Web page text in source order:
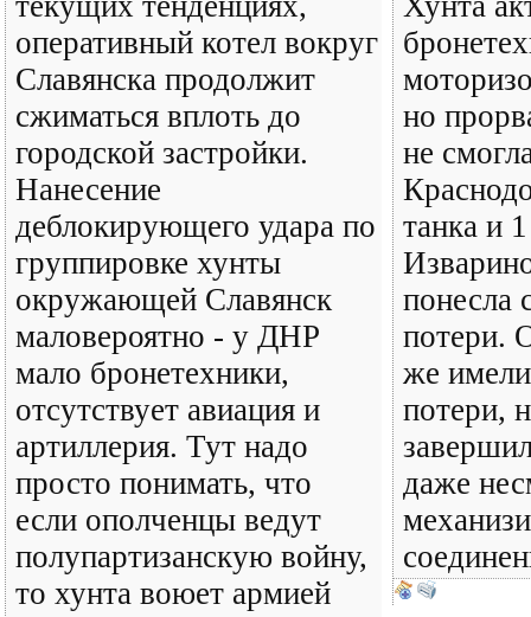
оперативный котел вокруг
Славянска продолжит
сжиматься вплоть до
городской застройки.
Нанесение
деблокирующего удара по
группировке хунты
окружающей Славянск
маловероятно - у ДНР
мало бронетехники,
отсутствует авиация и
артиллерия. Тут надо
просто понимать, что
если ополченцы ведут
полупартизанскую войну,
то хунта воюет армией
но
не
танка и
понесла
потери.
же
потери,
даже